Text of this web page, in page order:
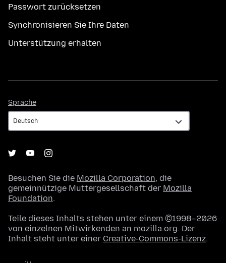
Passwort zurücksetzen
Synchronisieren Sie Ihre Daten
Unterstützung erhalten
Sprache
Besuchen Sie die Mozilla Corporation, die
gemeinnützige Muttergesellschaft der Mozilla
Foundation.
Teile dieses Inhalts stehen unter einem ©1998–2026
von einzelnen Mitwirkenden an mozilla.org. Der
Inhalt steht unter einer Creative-Commons-Lizenz.